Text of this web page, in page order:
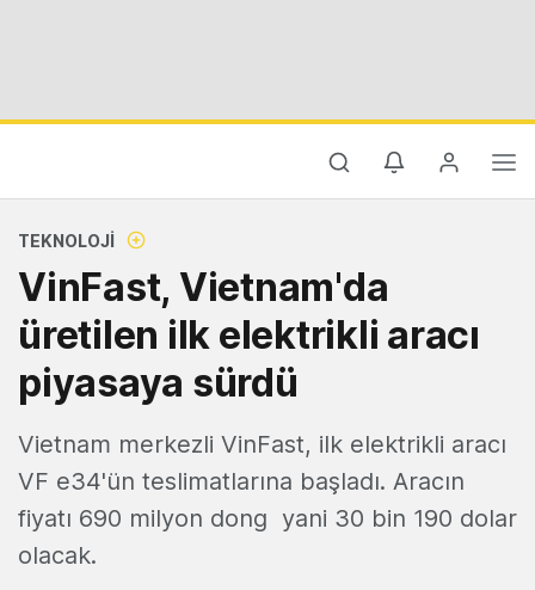
TEKNOLOJI
VinFast, Vietnam'da
üretilen ilk elektrikli aracı
piyasaya sürdü
Vietnam merkezli VinFast, ilk elektrikli aracı
VF e34'ün teslimatlarına başladı. Aracın
fiyatı 690 milyon dong yani 30 bin 190 dolar
olacak.